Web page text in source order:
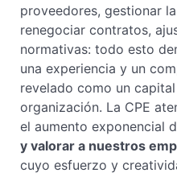
proveedores, gestionar
renegociar contratos,
normativas: todo esto
una experiencia y un
revelado como un
organización. La CPE
el aumento exponencial
y valorar a nuestros
cuyo esfuerzo y